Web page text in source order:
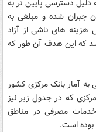
دسترسی پایین تر به
جبران شده و مبلغی به
هزینه های ناشی از آزاد
که این هدف آن طور که
آمار بانک مرکزی کشور
که در جدول زیر نیز
مصرفی در مناطق
است.